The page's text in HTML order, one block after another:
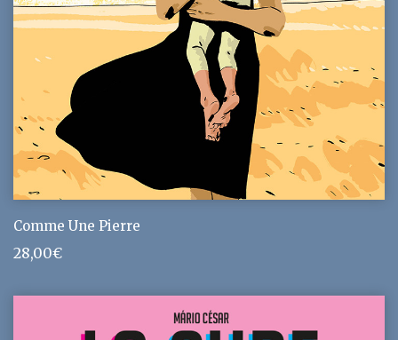
Comme Une Pierre
28,00€